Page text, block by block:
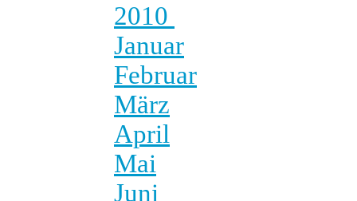
2010
Januar
Februar
März
April
Mai
Juni